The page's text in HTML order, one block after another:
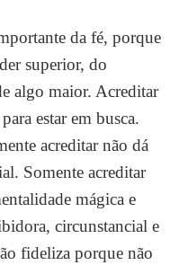
da fé, porque
superior, do
algo maior. Acreditar
estar em busca.
acreditar não dá
Somente acreditar
mágica e
circunstancial e
fideliza porque não